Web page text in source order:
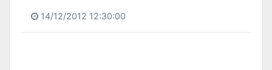
14/12/2012 12:30:00